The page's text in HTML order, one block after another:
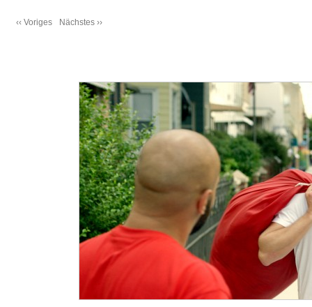
‹‹ Voriges Nächstes ››